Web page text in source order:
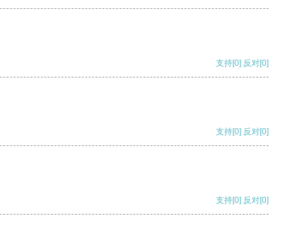
支持[0] 反对[0]
支持[0] 反对[0]
支持[0] 反对[0]